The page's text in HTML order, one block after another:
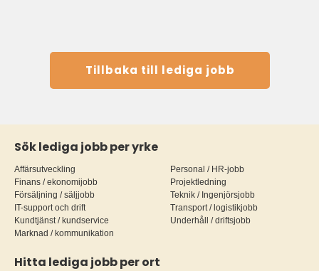
Tillbaka till lediga jobb
Sök lediga jobb per yrke
Affärsutveckling
Finans / ekonomijobb
Försäljning / säljjobb
IT-support och drift
Kundtjänst / kundservice
Marknad / kommunikation
Personal / HR-jobb
Projektledning
Teknik / Ingenjörsjobb
Transport / logistikjobb
Underhåll / driftsjobb
Hitta lediga jobb per ort